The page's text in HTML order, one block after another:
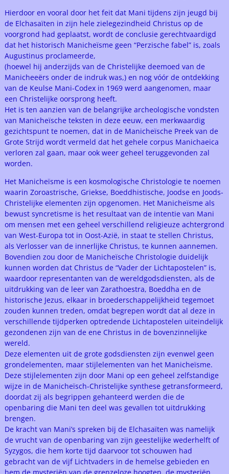
Hierdoor en vooral door het feit dat Mani tijdens zijn jeugd bij
de Elchasaïten in zijn hele zielegezindheid Christus op de
voorgrond had geplaatst, wordt de conclusie gerechtvaardigd
dat het historisch Manicheïsme geen “Perzische fabel” is, zoals
Augustinus proclameerde,
(hoewel hij anderzijds van de Christelijke deemoed van de
Manicheeërs onder de indruk was,) en nog vóór de ontdekking
van de Keulse Mani-Codex in 1969 werd aangenomen, maar
een Christelijke oorsprong heeft.
Het is ten aanzien van de belangrijke archeologische vondsten
van Manicheïsche teksten in deze eeuw, een merkwaardig
gezichtspunt te noemen, dat in de Manicheïsche Preek van de
Grote Strijd wordt vermeld dat het gehele corpus Manichaeica
verloren zal gaan, maar ook weer geheel teruggevonden zal
worden.
Het Manicheïsme is een kosmologische Christologie te noemen
waarin Zoroastrische, Griekse, Boeddhistische, Joodse en Joods-
Christelijke elementen zijn opgenomen. Het Manicheïsme als
bewust syncretisme is het resultaat van de intentie van Mani
om mensen met een geheel verschillend religieuze achtergrond
van West-Europa tot in Oost-Azië, in staat te stellen Christus,
als Verlosser van de innerlijke Christus, te kunnen aannemen.
Bovendien zou door de Manicheïsche Christologie duidelijk
kunnen worden dat Christus de “Vader der Lichtapostelen” is,
waardoor representanten van de wereldgodsdiensten, als de
uitdrukking van de leer van Zarathoestra, Boeddha en de
historische Jezus, elkaar in broederschappelijkheid tegemoet
zouden kunnen treden, omdat begrepen wordt dat al deze in
verschillende tijdperken optredende Lichtapostelen uiteindelijk
gezondenen zijn van de ene Christus in de bovenzinnelijke
wereld.
Deze elementen uit de grote godsdiensten zijn evenwel geen
grondelementen, maar stijlelementen van het Manicheïsme.
Deze stijlelementen zijn door Mani op een geheel zelfstandige
wijze in de Manicheïsch-Christelijke synthese getransformeerd,
doordat zij als begrippen gehanteerd werden die de
openbaring die Mani ten deel was gevallen tot uitdrukking
brengen.
De kracht van Mani’s spreken bij de Elchasaïten was namelijk
de vrucht van de openbaring van zijn geestelijke wederhelft of
Syzygos, die hem korte tijd daarvoor tot schouwen had
gebracht van de vijf Lichtvaders in de hemelse gebieden en